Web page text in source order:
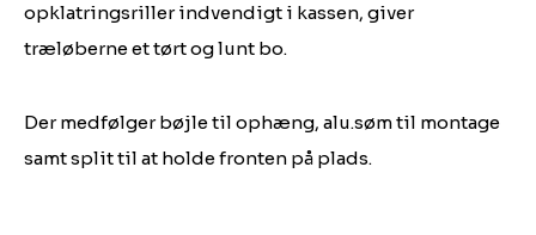
opklatringsriller indvendigt i kassen, giver
træløberne et tørt og lunt bo.
Der medfølger bøjle til ophæng, alu.søm til montage
samt split til at holde fronten på plads.